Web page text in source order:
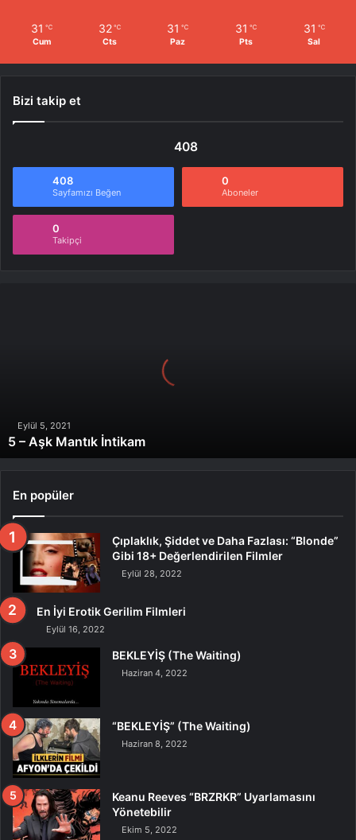
31 ℃
Cum
32 ℃
Cts
31 ℃
Paz
31 ℃
Pts
31 ℃
Sal
Bizi takip et
408
408
Sayfamızı Beğen
0
Aboneler
0
Takipçi
Eylül 5, 2021
5 – Aşk Mantık İntikam
En popüler
Çıplaklık, Şiddet ve Daha Fazlası: “Blonde”
Gibi 18+ Değerlendirilen Filmler
Eylül 28, 2022
En İyi Erotik Gerilim Filmleri
Eylül 16, 2022
BEKLEYİŞ (The Waiting)
Haziran 4, 2022
“BEKLEYİŞ” (The Waiting)
Haziran 8, 2022
Keanu Reeves “BRZRKR” Uyarlamasını
Yönetebilir
Ekim 5, 2022